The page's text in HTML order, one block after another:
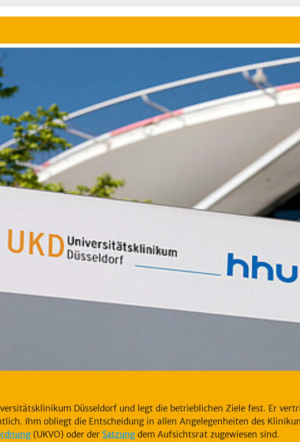
Düsseldorf und legt die betrieblichen Ziele fest. Er
Ihm obliegt die Entscheidung in allen Angelegenheiten des
(UKVO) oder der Satzung dem Aufsichtsrat zugewiesen sind.